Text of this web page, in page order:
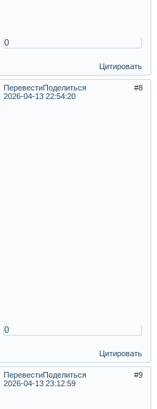
0
Цитировать
ПеревестиПоделиться
8
2026-04-13 22:54:20
0
Цитировать
ПеревестиПоделиться
9
2026-04-13 23:12:59